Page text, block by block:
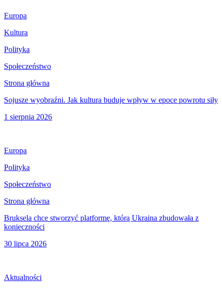
Europa
Kultura
Polityka
Społeczeństwo
Strona główna
Sojusze wyobraźni. Jak kultura buduje wpływ w epoce powrotu siły
1 sierpnia 2026
Europa
Polityka
Społeczeństwo
Strona główna
Bruksela chce stworzyć platformę, którą Ukraina zbudowała z
konieczności
30 lipca 2026
Aktualności